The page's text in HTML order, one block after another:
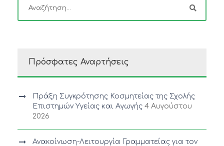
Πρόσφατες Αναρτήσεις
Πράξη Συγκρότησης Κοσμητείας της Σχολής
Επιστημών Υγείας και Αγωγής 4 Αυγούστου
2026
Ανακοίνωση-Λειτουργία Γραμματείας για τον